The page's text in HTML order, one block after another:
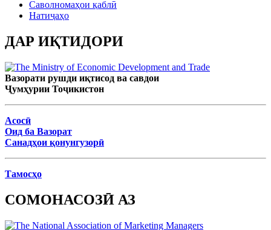
Саволномаҳои қаблӣ
Натиҷаҳо
ДАР ИҚТИДОРИ
Вазорати рушди иқтисод ва савдои
Ҷумҳурии Тоҷикистон
Асосӣ
Оид ба Вазорат
Санадҳои қонунгузорӣ
Тамосҳо
СОМОНАСОЗӢ АЗ